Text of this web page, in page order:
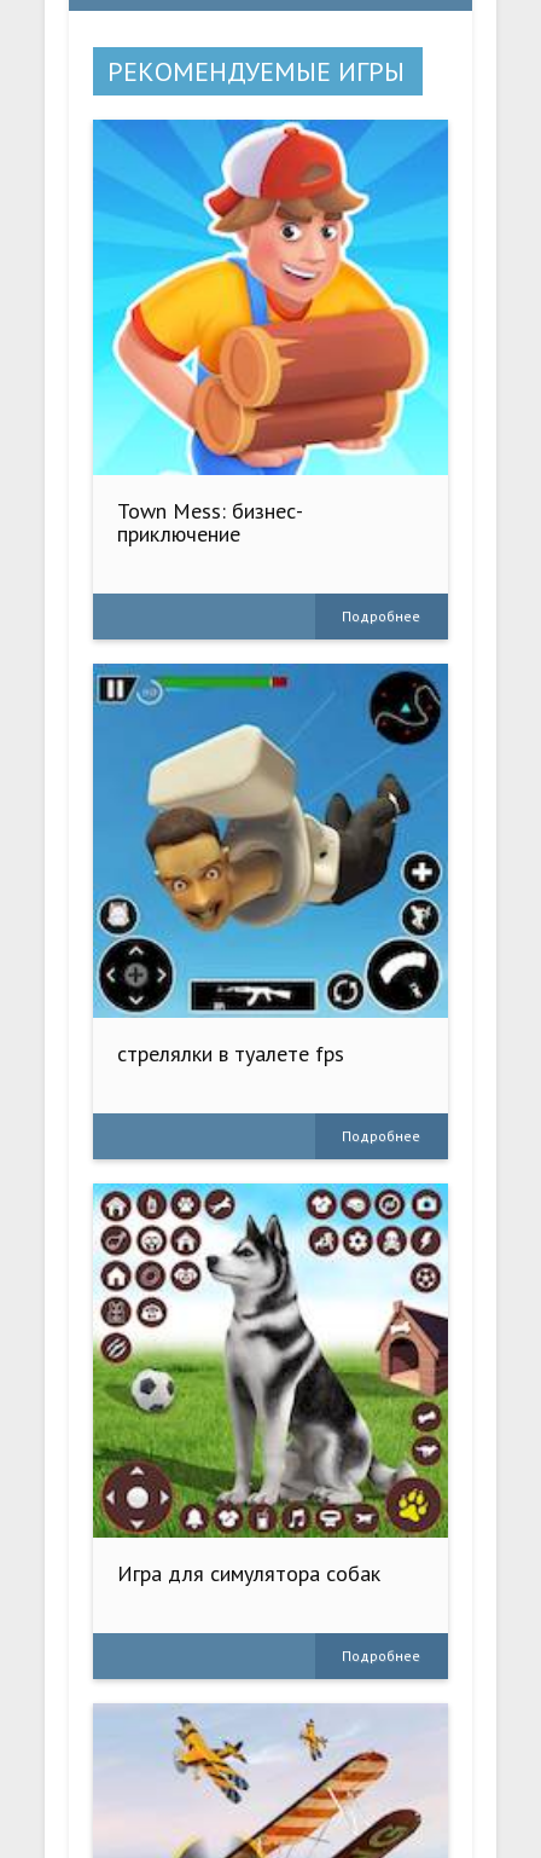
РЕКОМЕНДУЕМЫЕ ИГРЫ
Town Mess: бизнес-
приключение
Подробнее
стрелялки в туалете fps
Подробнее
Игра для симулятора собак
Подробнее